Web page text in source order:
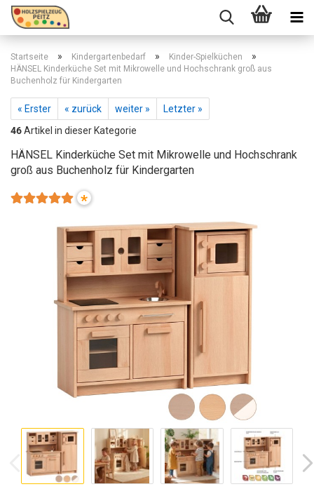
Startseite » Kindergartenbedarf » Kinder-Spielküchen »
HÄNSEL Kinderküche Set mit Mikrowelle und Hochschrank groß aus
Buchenholz für Kindergarten
« Erster « zurück weiter »
Letzter »
46Artikel in dieser Kategorie
HÄNSEL Kinderküche Set mit Mikrowelle und Hochschrank
groß aus Buchenholz für Kindergarten
*